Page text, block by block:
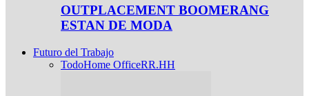
OUTPLACEMENT BOOMERANG
ESTAN DE MODA
Futuro del Trabajo
TodoHome OfficeRR.HH